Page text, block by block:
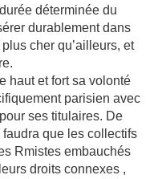
déterminée du
durablement dans
cher qu’ailleurs, et
haut et fort sa volonté
parisien avec
ses titulaires. De
que les collectifs
Rmistes embauchés
droits connexes ,